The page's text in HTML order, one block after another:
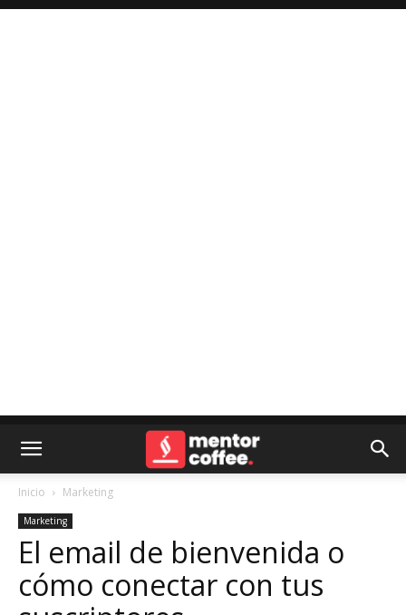
Inicio Marketing
Marketing
El email de bienvenida o
cómo conectar con tus